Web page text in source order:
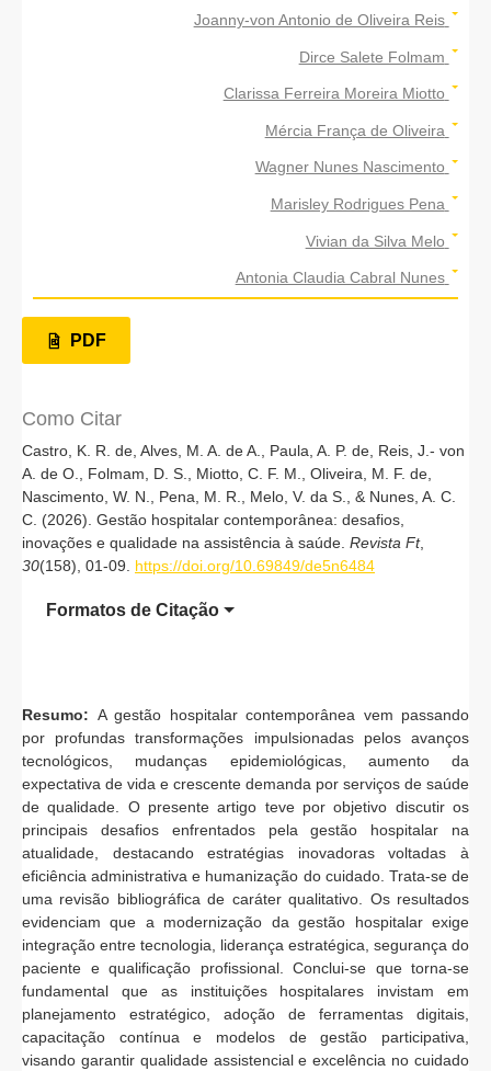
Joanny-von Antonio de Oliveira Reis
Dirce Salete Folmam
Clarissa Ferreira Moreira Miotto
Mércia França de Oliveira
Wagner Nunes Nascimento
Marisley Rodrigues Pena
Vivian da Silva Melo
Antonia Claudia Cabral Nunes
PDF
Como Citar
Castro, K. R. de, Alves, M. A. de A., Paula, A. P. de, Reis, J.- von
A. de O., Folmam, D. S., Miotto, C. F. M., Oliveira, M. F. de,
Nascimento, W. N., Pena, M. R., Melo, V. da S., & Nunes, A. C.
C. (2026). Gestão hospitalar contemporânea: desafios,
inovações e qualidade na assistência à saúde. Revista Ft,
30(158), 01-09. https://doi.org/10.69849/de5n6484
Formatos de Citação
Resumo: A gestão hospitalar contemporânea vem passando
por profundas transformações impulsionadas pelos avanços
tecnológicos, mudanças epidemiológicas, aumento da
expectativa de vida e crescente demanda por serviços de saúde
de qualidade. O presente artigo teve por objetivo discutir os
principais desafios enfrentados pela gestão hospitalar na
atualidade, destacando estratégias inovadoras voltadas à
eficiência administrativa e humanização do cuidado. Trata-se de
uma revisão bibliográfica de caráter qualitativo. Os resultados
evidenciam que a modernização da gestão hospitalar exige
integração entre tecnologia, liderança estratégica, segurança do
paciente e qualificação profissional. Conclui-se que torna-se
fundamental que as instituições hospitalares invistam em
planejamento estratégico, adoção de ferramentas digitais,
capacitação contínua e modelos de gestão participativa,
visando garantir qualidade assistencial e excelência no cuidado